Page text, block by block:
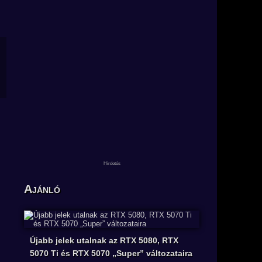
Ajánló
Újabb jelek utalnak az RTX 5080, RTX
5070 Ti és RTX 5070 „Super” változataira